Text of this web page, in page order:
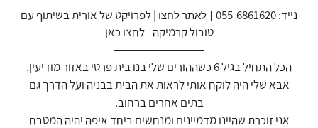
משתמש חדש/אורח
דאגנו לכם ליצירת חשבון קלה ומהירה במיוחד. המשיכו
למילוי פרטיכם ותוכלו ליהנות מהיתרונות של משתמש
רשום כבר עכשיו.
להרשמה
נייד: 055-6861620 | לאתר לחצו | לפרויקט של אורית בשיתוף עם
טובול קרמיקה -לחצו כאן
הכל התחיל בגיל 6 כשההורים שלי בנו בית פרטי באזור מודיעין.
אבא שלי היה לוקח אותי לראות את הבית בבניה ועל הדרך גם
בתים אחרים ברחוב.
אני זוכרת שהיינו מדמיינים ומנחשים ביחד איפה יהיה המטבח